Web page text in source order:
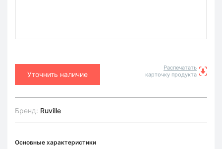
Уточнить наличие
Распечатать
карточку продукта
Бренд: Ruville
Основные характеристики